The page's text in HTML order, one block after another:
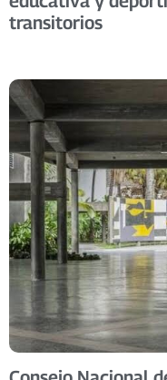
transitorios